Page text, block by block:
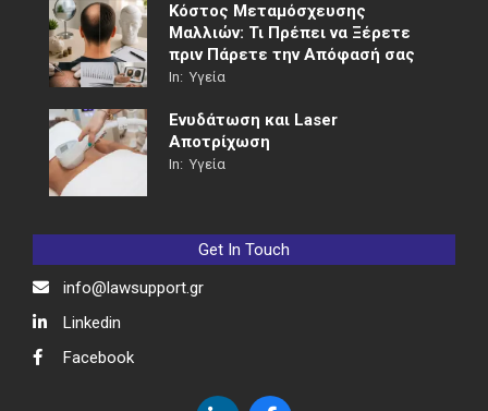
Κόστος Μεταμόσχευσης
Μαλλιών: Τι Πρέπει να Ξέρετε
πριν Πάρετε την Απόφασή σας
In: Υγεία
Ενυδάτωση και Laser
Αποτρίχωση
In: Υγεία
Get In Touch
info@lawsupport.gr
Linkedin
Facebook